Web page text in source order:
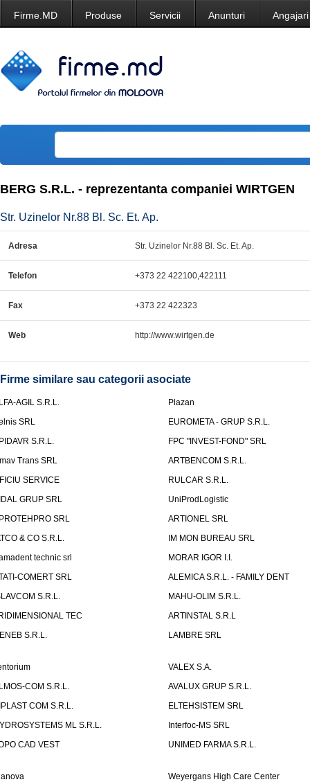
Firme.MD Produse Servicii Anunturi Angajari
BERG S.R.L. - reprezentanta companiei WIRTGEN
Str. Uzinelor Nr.88 Bl. Sc. Et. Ap.
Adresa Str. Uzinelor Nr.88 Bl. Sc. Et. Ap.
Telefon +373 22 422100,422111
Fax +373 22 422323
Web http://www.wirtgen.de
Firme similare sau categorii asociate
AGIL S.R.L.
Plazan
SRL
EUROMETA - GRUP S.R.L.
S.R.L.
FPC "INVEST-FOND" SRL
Trans SRL
ARTBENCOM S.R.L.
SERVICE
RULCAR S.R.L.
GRUP SRL
UniProdLogistic
SRL
ARTIONEL SRL
& CO S.R.L.
IM MON BUREAU SRL
technic srl
MORAR IGOR I.I.
COMERT SRL
ALEMICA S.R.L. - FAMILY DENT
S.R.L.
MAHU-OLIM S.R.L.
TEC
ARTINSTAL S.R.L
S.R.L.
LAMBRE SRL
VALEX S.A.
COM S.R.L.
AVALUX GRUP S.R.L.
COM S.R.L.
ELTEHSISTEM SRL
ML S.R.L.
Interfoc-MS SRL
CAD VEST
UNIMED FARMA S.R.L.
Weyergans High Care Center